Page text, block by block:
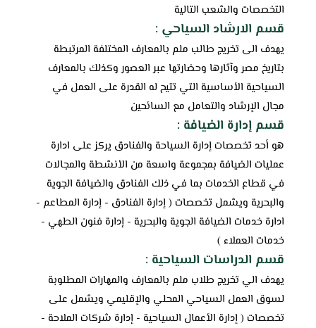
التخصصات والشعب التالية
قسم الارشاد السياحي :
يهدف الى تخريج طالب ملم بالمعارف المختلفة المرتبطة
بتاريخ مصر وآثارها وحضارتها عبر العصور وكذلك بالمعارف
السياحية الأساسية التي تتيح له القدرة على العمل في
مجال الإرشاد والتعامل مع السائحين
قسم إدارة الضيافة :
هو أحد تخصصات إدارة السياحة والفنادق يركز على ادارة
عمليات الضيافة بمجموعة واسعة من الأنشطة والمجالات
في قطاع الخدمات بما في ذلك الفنادق والضيافة الجوية
والبحرية ويشمل تخصصات ( إدارة الفنادق - إدارة المطاعم -
ادارة خدمات الضيافة الجوية والبحرية - إدارة فنون الطهي -
خدمات العملاء )
قسم الدراسات السياحية :
يهدف الي تخريج طلاب ملم بالمعارف والمهارات المطلوبة
لسوق العمل السياحي المحلي والإقليمي ويشمل على
تخصصات ( إدارة الأعمال السياحية - إدارة شركات الملاحة -